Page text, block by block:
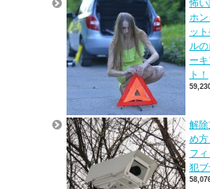
怖い
ホン
ッ
ル
ー
ト！
解
め
フ
犯ブ